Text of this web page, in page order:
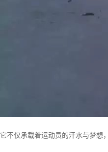
它不仅承载着运动员的汗水与梦想